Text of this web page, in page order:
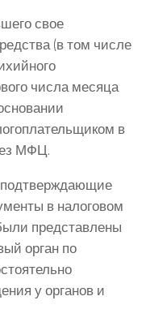
свое
(в том числе
числа месяца
в
МФЦ.
подтверждающие
в налоговом
представлены
орган по
у органов и